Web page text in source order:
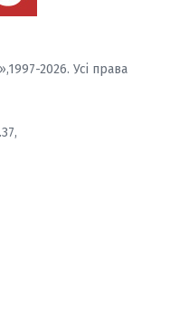
2026. Усі права